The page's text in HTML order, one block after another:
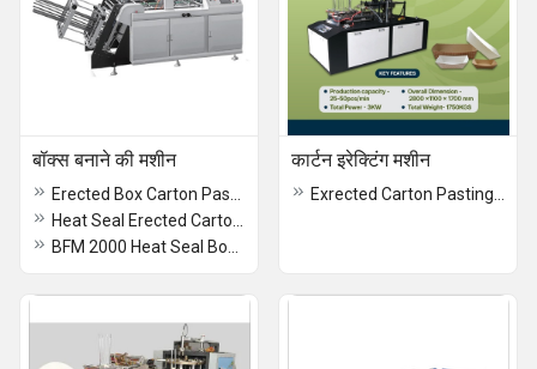
बॉक्स बनाने की मशीन कार्टन इरेक्टिंग मशीन